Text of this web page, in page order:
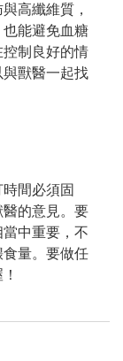
高纖維質，
能避免血糖
制良好的情
獸醫一起找
間必須固
的意見。要
中重要，不
量。要做任